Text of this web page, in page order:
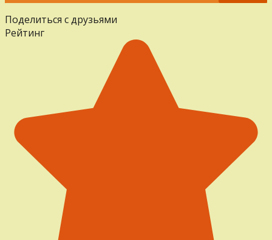
Поделиться с друзьями
Рейтинг